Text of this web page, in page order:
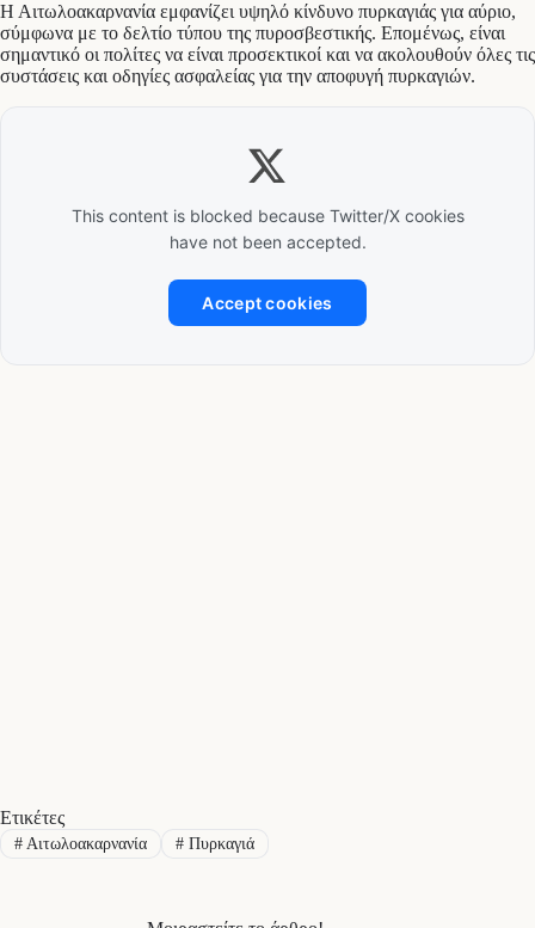
Η Αιτωλοακαρνανία εμφανίζει υψηλό κίνδυνο πυρκαγιάς για αύριο,
σύμφωνα με το δελτίο τύπου της πυροσβεστικής. Επομένως, είναι
σημαντικό οι πολίτες να είναι προσεκτικοί και να ακολουθούν όλες τις
συστάσεις και οδηγίες ασφαλείας για την αποφυγή πυρκαγιών.
This content is blocked because Twitter/X cookies
have not been accepted.
Accept cookies
Ετικέτες
#Αιτωλοακαρνανία #Πυρκαγιά